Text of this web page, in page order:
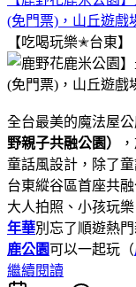
(免門票)，山丘遊戲
【吃喝玩樂✭台東】
全台最美的魔法屋
野親子共融公園）
童話風設計，除了
台東縱谷區首座共
大人拍照、小孩玩
年華別忘了順遊熱
鹿公園可以一起玩（
繼續閱讀